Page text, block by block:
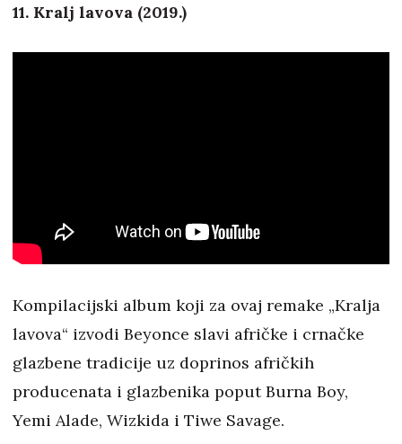
11. Kralj lavova (2019.)
Kompilacijski album koji za ovaj remake „Kralja
lavova“ izvodi Beyonce slavi afričke i crnačke
glazbene tradicije uz doprinos afričkih
producenata i glazbenika poput Burna Boy,
Yemi Alade, Wizkida i Tiwe Savage.